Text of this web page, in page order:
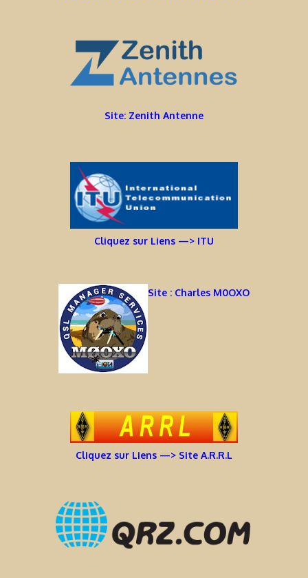
Site: Zenith Antenne
Cliquez sur Liens —> ITU
Site : Charles M0OXO
Cliquez sur Liens —> Site A.R.R.L